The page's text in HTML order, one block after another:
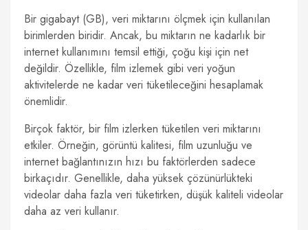
Bir gigabayt (GB), veri miktarını ölçmek için kullanılan
birimlerden biridir. Ancak, bu miktarın ne kadarlık bir
internet kullanımını temsil ettiği, çoğu kişi için net
değildir. Özellikle, film izlemek gibi veri yoğun
aktivitelerde ne kadar veri tüketileceğini hesaplamak
önemlidir.
Birçok faktör, bir film izlerken tüketilen veri miktarını
etkiler. Örneğin, görüntü kalitesi, film uzunluğu ve
internet bağlantınızın hızı bu faktörlerden sadece
birkaçıdır. Genellikle, daha yüksek çözünürlükteki
videolar daha fazla veri tüketirken, düşük kaliteli videolar
daha az veri kullanır.